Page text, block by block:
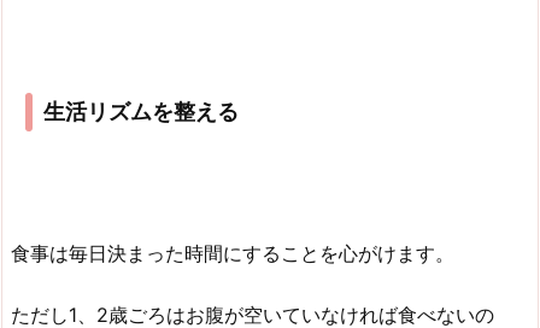
生活リズムを整える
食事は毎日決まった時間にすることを心がけます。
ただし1、2歳ごろはお腹が空いていなければ食べないの